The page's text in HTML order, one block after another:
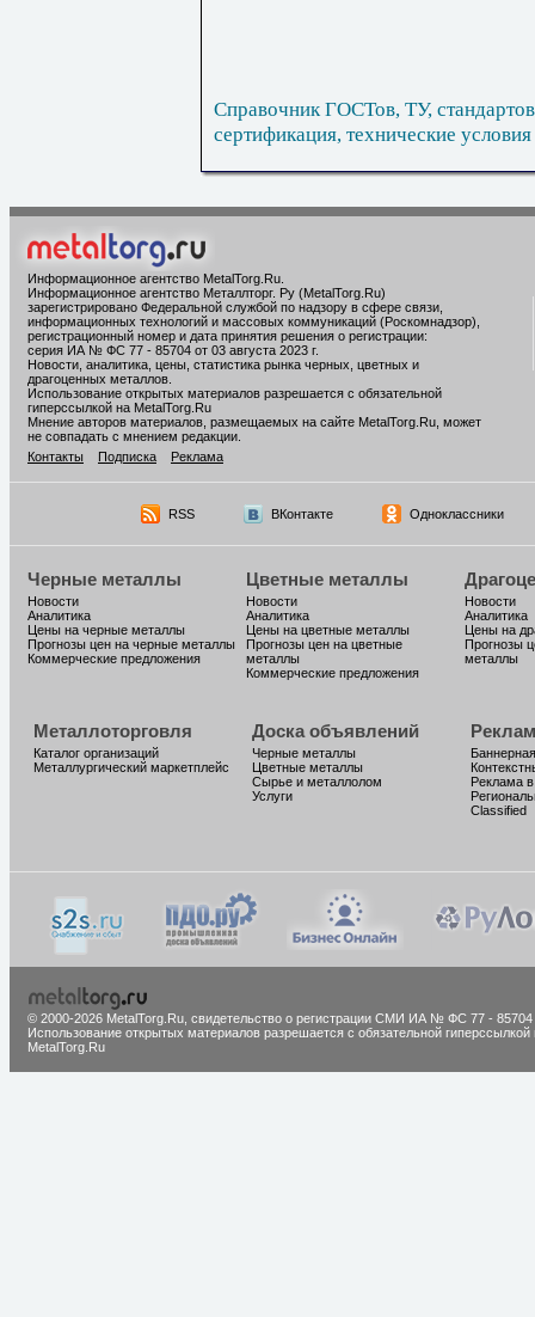
Справочник ГОСТов, ТУ,
сертификация, технические условия
Информационное агентство MetalTorg.Ru
Информационное агентство Металлторг. Ру (MetalTorg.Ru)
зарегистрировано Федеральной службой по надзору в сфере связи,
информационных технологий и массовых коммуникаций (Роскомнадзор),
регистрационный номер и дата принятия решения о регистрации:
серия ИА № ФС 77 - 85704 от 03 августа 2023 г.
Новости, аналитика, цены, статистика рынка черных, цветных и
драгоценных металлов.
Использование открытых материалов разрешается с обязательной
гиперссылкой на MetalTorg.Ru
Мнение авторов материалов, размещаемых на сайте MetalTorg.Ru, может
не совпадать с мнением редакции.
Контакты
Подписка Реклама
RSS ВКонтакте Одноклассники
Черные металлы
Новости
Аналитика
Цены на черные металлы
Прогнозы цен на черные металлы
Коммерческие предложения
Цветные металлы
Новости
Аналитика
Цены на цветные металлы
Прогнозы цен на цветные
металлы
Коммерческие предложения
Новости
Аналитика
Цены на
Прогнозы
металлы
Металлоторговля
Каталог организаций
Металлургический маркетплейс
Доска объявлений
Черные металлы
Цветные металлы
Сырье и металлолом
Услуги
Реклама
Classified
© 2000-2026 MetalTorg.Ru, cвидетельство о регистрации СМИ ИА № ФС 77 - 85704
Использование открытых материалов разрешается с обязательной гиперссылкой
MetalTorg.Ru